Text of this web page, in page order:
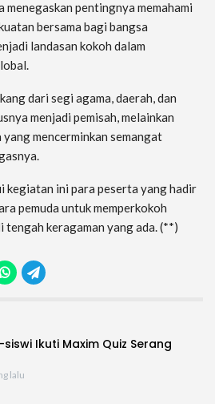
menegaskan pentingnya memahami
bersama bagi bangsa
landasan kokoh dalam
dari segi agama, daerah, dan
menjadi pemisah, melainkan
mencerminkan semangat
kegiatan ini para peserta yang hadir
pemuda untuk memperkokoh
tengah keragaman yang ada. (**)
siswi Ikuti Maxim Quiz Serang
lalu